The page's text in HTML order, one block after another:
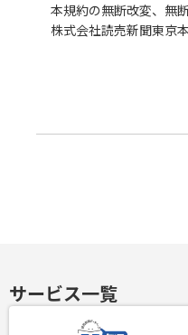
本規約の無断改変、無
株式会社読売新聞東京
サービス一覧